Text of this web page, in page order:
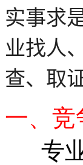
实事求
业找人
查、取
一、竞
专业